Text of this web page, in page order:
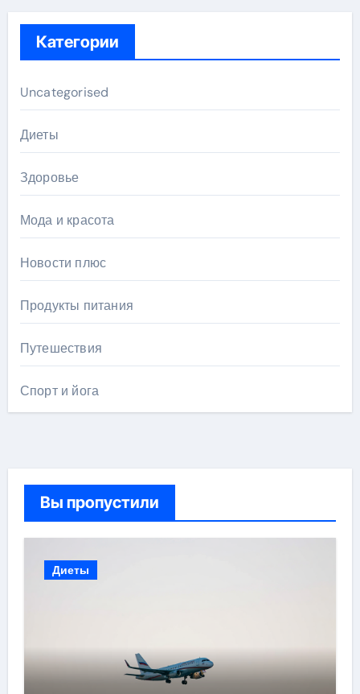
Категории
Uncategorised
Диеты
Здоровье
Мода и красота
Новости плюс
Продукты питания
Путешествия
Спорт и йога
Вы пропустили
Диеты